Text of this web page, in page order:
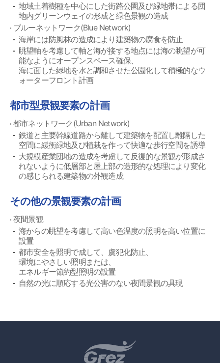
地域土着樹種を中心にした街路公園及び緑地帯による団
地内グリーンウェイの形成と緑色景観の造成
ブルーネットワーク(Blue Network)
海岸には防風林の造成により建築物の腐食を防止
眺望軸を考慮して軸と海が接する地点には海の眺望が可
能なようにオープンスペース確保、
海に面した緑地を水と調和させた公園化して積極的なウ
ォーターフロント計画
都市型景観要素の計画
都市ネットワーク(Urban Network)
鉄道と主要幹線道路から離して建築物を配置し離隔した
空間に緩衝緑地及び植栽を作って快適な歩行空間を誘導
大規模産業団地の造成を考慮して反復的な景観が形成さ
れないように低層部と屋上部の造形的な処理により変化
の感じられる建築物の外観造成
その他の景観要素の計画
夜間景観
海からの眺望を考慮して高い色温度の照明を高い位置に
設置
都市安全を照明で成して、虞犯化防止、
環境にやさしい照明または、
エネルギー節約型照明の設置
自然の光に順応する光公害のない夜間景観の具現